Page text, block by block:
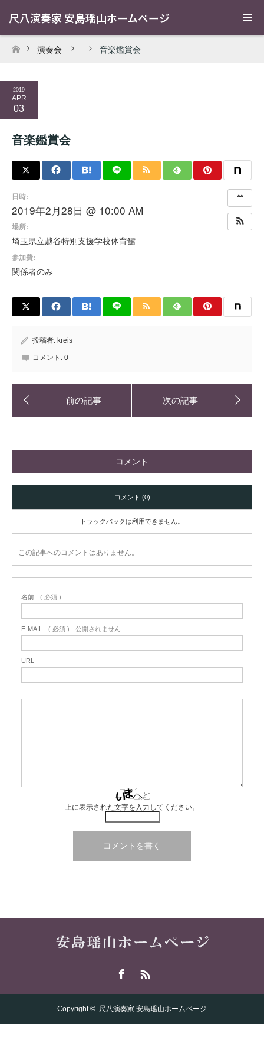
尺八演奏家 安島瑶山ホームページ
ホーム
演奏会 音楽鑑賞会
2019
APR
03
音楽鑑賞会
日時:
2019年2月28日 @ 10:00 AM
場所:
埼玉県立越谷特別支援学校体育館
参加費:
関係者のみ
投稿者: kreis
コメント: 0
コメント
コメント (0)
トラックバックは利用できません。
この記事へのコメントはありません。
名前 ( 必須 )
E-MAIL ( 必須 ) - 公開されません -
URL
上に表示された文字を入力してください。
Copyright © 尺八演奏家 安島瑶山ホームページ